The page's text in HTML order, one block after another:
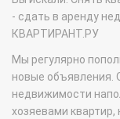
- сдать в аренду
КВАРТИРАНТ.РУ
Мы регулярно
новые объявления.
недвижимости
хозяевами